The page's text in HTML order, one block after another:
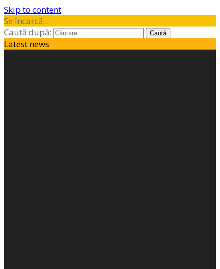
Skip to content
Se încarcă...
Caută după:
Latest news